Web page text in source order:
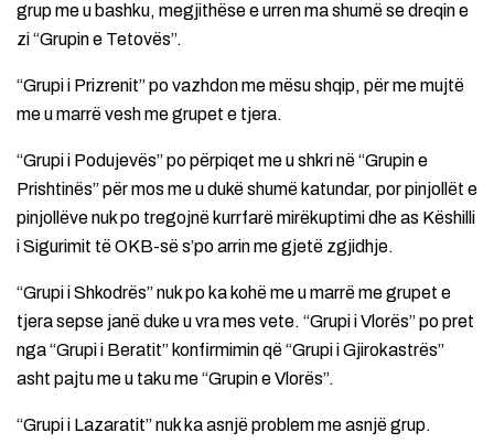
grup me u bashku, megjithëse e urren ma shumë se dreqin e
zi “Grupin e Tetovës”.
“Grupi i Prizrenit” po vazhdon me mësu shqip, për me mujtë
me u marrë vesh me grupet e tjera.
“Grupi i Podujevës” po përpiqet me u shkri në “Grupin e
Prishtinës” për mos me u dukë shumë katundar, por pinjollët e
pinjollëve nuk po tregojnë kurrfarë mirëkuptimi dhe as Këshilli
i Sigurimit të OKB-së s’po arrin me gjetë zgjidhje.
“Grupi i Shkodrës” nuk po ka kohë me u marrë me grupet e
tjera sepse janë duke u vra mes vete. “Grupi i Vlorës” po pret
nga “Grupi i Beratit” konfirmimin që “Grupi i Gjirokastrës”
asht pajtu me u taku me “Grupin e Vlorës”.
“Grupi i Lazaratit” nuk ka asnjë problem me asnjë grup.